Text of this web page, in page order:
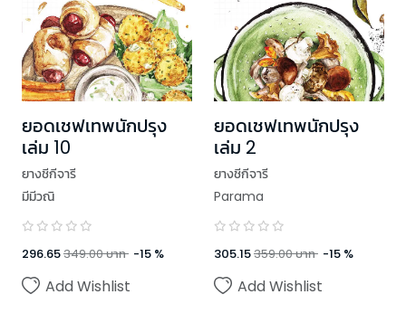
ยอดเชฟเทพนักปรุง
เล่ม 10
ยางชีกีจารี
มีมีวณิ
296.65349.00บาท -15 %
Add Wishlist
ยอดเชฟเทพนักปรุง
เล่ม 2
ยางชีกีจารี
Parama
305.15359.00บาท -15 %
Add Wishlist